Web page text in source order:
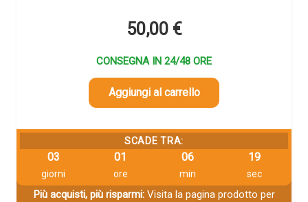
50,00 €
CONSEGNA IN 24/48 ORE
Aggiungi al carrello
SCADE TRA:
03
giorni
01
ore
06
min
19
sec
Più acquisti, più risparmi:Visita la pagina prodotto per